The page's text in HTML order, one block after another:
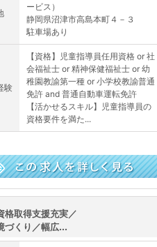
ービス）
静岡県沼津市高島本町４－３
駐車場あり
験
【資格】児童指導員任用資格 or 社
会福祉士 or 精神保健福祉士 or 幼
稚園教諭第一種 or 小学校教諭普通
免許 and 普通自動車運転免許
【活かせるスキル】児童指導員の
資格要件を満た...
格取得支援充実／
づくり／幅広...